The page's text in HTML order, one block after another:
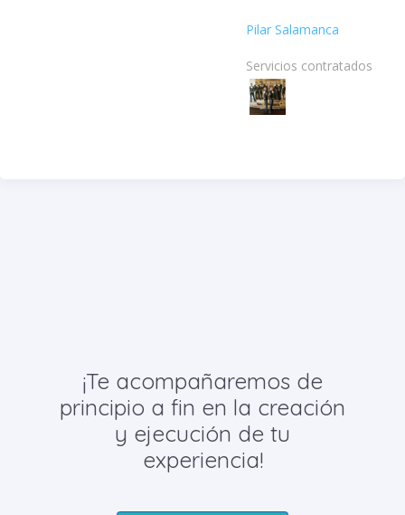
Pilar Salamanca
Servicios contratados:
¡Te acompañaremos de
principio a fin en la creación
y ejecución de tu
experiencia!